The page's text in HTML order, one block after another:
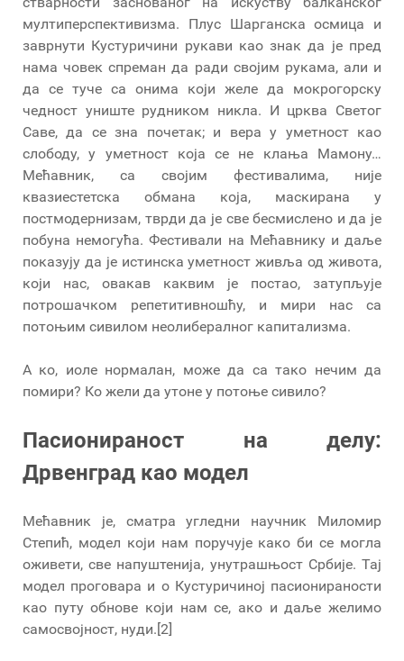
мултиперспективизма. Плус Шарганска осмица и
заврнути Кустуричини рукави као знак да је пред
нама човек спреман да ради својим рукама, али и
да се туче са онима који желе да мокрогорску
чедност униште рудником никла. И црква Светог
Саве, да се зна почетак; и вера у уметност као
слободу, у уметност која се не клања Мамону…
Мећавник, са својим фестивалима, није
квазиестетска обмана која, маскирана у
постмодернизам, тврди да је све бесмислено и да је
побуна немогућа. Фестивали на Мећавнику и даље
показују да је истинска уметност живља од живота,
који нас, овакав каквим је постао, затупљује
потрошачком репетитивношћу, и мири нас са
потоњим сивилом неолибералног капитализма.
А ко, иоле нормалан, може да са тако нечим да
помири? Ко жели да утоне у потоње сивило?
Пасионираност на делу:
Дрвенград као модел
Мећавник је, сматра угледни научник Миломир
Степић, модел који нам поручује како би се могла
оживети, све напуштенија, унутрашњост Србије. Тај
модел проговара и о Кустуричиној пасионираности
као путу обнове који нам се, ако и даље желимо
самосвојност, нуди.[2]